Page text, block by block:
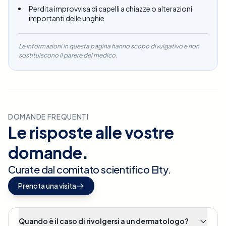
Perdita improvvisa di capelli a chiazze o alterazioni
importanti delle unghie
Le informazioni in questa pagina hanno scopo divulgativo e non
sostituiscono il parere del medico.
DOMANDE FREQUENTI
Le risposte alle vostre
domande.
Curate dal comitato scientifico Elty.
Prenota una visita
Quando è il caso di rivolgersi a un dermatologo?